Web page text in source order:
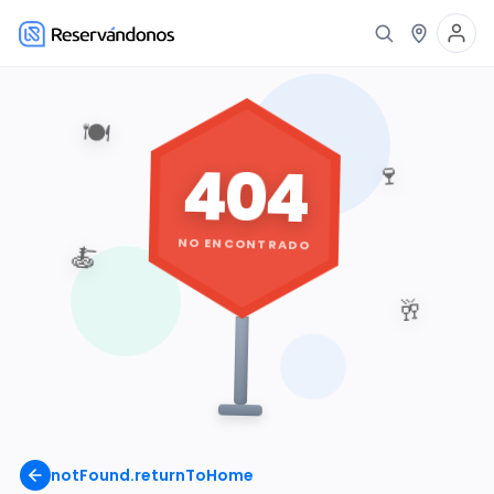
notFound.returnToHome
🍽️
🍷
🥂
🍝
404
NO ENCONTRADO